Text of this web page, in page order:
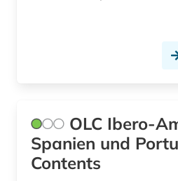
ethnizität (1)
OLC Ibero-
Spanien und
Contents